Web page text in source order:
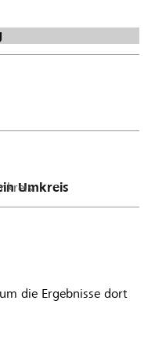
die Ergebnisse dort